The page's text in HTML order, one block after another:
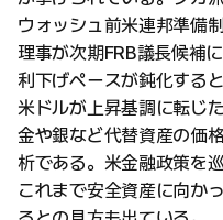
ウォッシュ前米連邦準備
理事が次期FRB議長候補
利下げペースが鈍化する
米ドルが上昇基調に転じた
金や銀など代替資産の価
析である。米金融政策を
これまで安全資産に向か